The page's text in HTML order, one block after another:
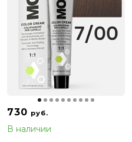
730 руб.
В наличии